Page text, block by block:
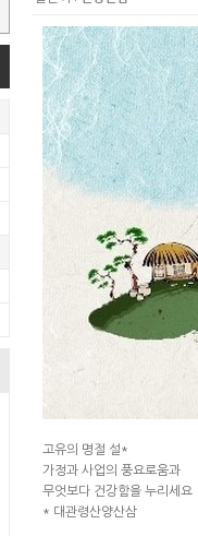
고유의 명절 설*
가정과 사업의 풍요로움과
무엇보다 건강함을 누리세요
* 대관령산양산삼